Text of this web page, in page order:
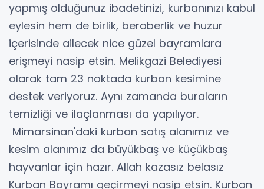
yapmış olduğunuz ibadetinizi, kurbanınızı kabul
eylesin hem de birlik, beraberlik ve huzur
içerisinde ailecek nice güzel bayramlara
erişmeyi nasip etsin. Melikgazi Belediyesi
olarak tam 23 noktada kurban kesimine
destek veriyoruz. Aynı zamanda buraların
temizliği ve ilaçlanması da yapılıyor.
Mimarsinan'daki kurban satış alanımız ve
kesim alanımız da büyükbaş ve küçükbaş
hayvanlar için hazır. Allah kazasız belasız
Kurban Bayramı geçirmeyi nasip etsin. Kurban